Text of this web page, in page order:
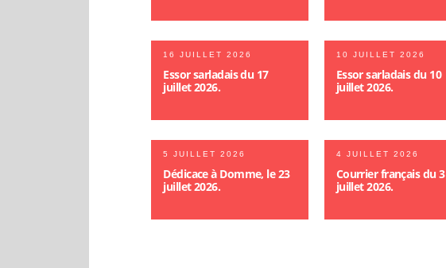
16 JUILLET 2026
Essor sarladais du 17
juillet 2026.
10 JUILLET 2026
Essor sarladais du 10
juillet 2026.
5 JUILLET 2026
Dédicace à Domme, le 23
juillet 2026.
4 JUILLET 2026
Courrier français du 3
juillet 2026.